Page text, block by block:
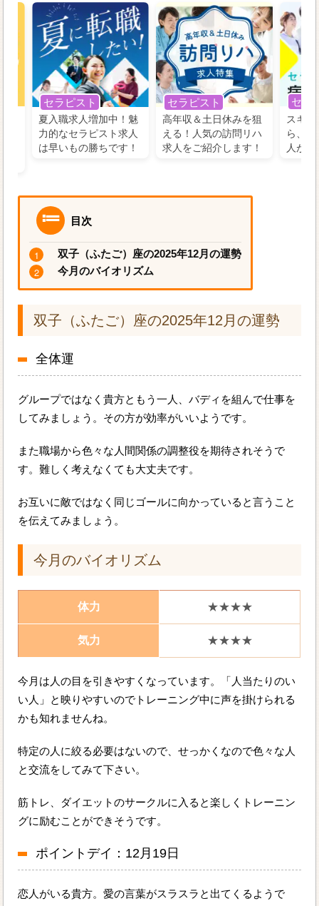
セラピスト
夏入職求人増加中！魅
力的なセラピスト求人
は早いもの勝ちです！
セラピスト
高年収＆土日休みを狙
える！人気の訪問リハ
求人をご紹介します！
セラ
スキ
ら、
人が
目次
双子（ふたご）座の2025年12月の運勢
今月のバイオリズム
双子（ふたご）座の2025年12月の運勢
全体運
グループではなく貴方ともう一人、バディを組んで仕事を
してみましょう。その方が効率がいいようです。
また職場から色々な人間関係の調整役を期待されそうで
す。難しく考えなくても大丈夫です。
お互いに敵ではなく同じゴールに向かっていると言うこと
を伝えてみましょう。
今月のバイオリズム
体力 ★★★★
気力 ★★★★
今月は人の目を引きやすくなっています。「人当たりのい
い人」と映りやすいのでトレーニング中に声を掛けられる
かも知れませんね。
特定の人に絞る必要はないので、せっかくなので色々な人
と交流をしてみて下さい。
筋トレ、ダイエットのサークルに入ると楽しくトレーニン
グに励むことができそうです。
ポイントデイ：12月19日
恋人がいる貴方。愛の言葉がスラスラと出てくるようで